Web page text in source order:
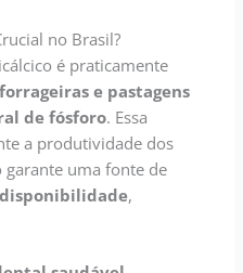
no Brasil?
é praticamente
e pastagens
de fósforo. Essa
a produtividade dos
uma fonte de
,